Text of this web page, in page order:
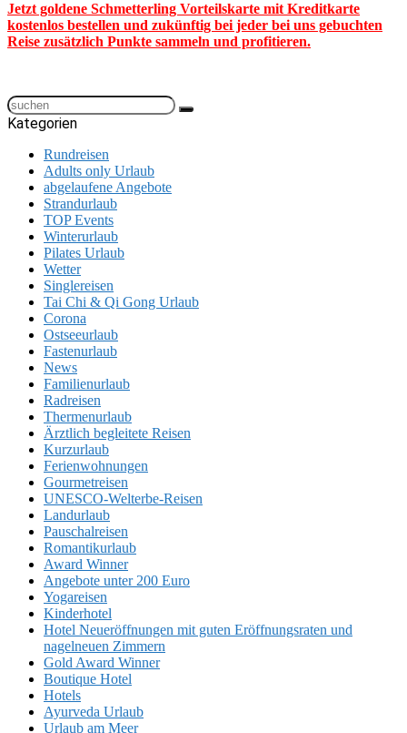
Jetzt goldene Schmetterling Vorteilskarte mit Kreditkarte
kostenlos bestellen und zukünftig bei jeder bei uns gebuchten
Reise zusätzlich Punkte sammeln und profitieren.
Kategorien
Rundreisen
Adults only Urlaub
abgelaufene Angebote
Strandurlaub
TOP Events
Winterurlaub
Pilates Urlaub
Wetter
Singlereisen
Tai Chi & Qi Gong Urlaub
Corona
Ostseeurlaub
Fastenurlaub
News
Familienurlaub
Radreisen
Thermenurlaub
Ärztlich begleitete Reisen
Kurzurlaub
Ferienwohnungen
Gourmetreisen
UNESCO-Welterbe-Reisen
Landurlaub
Pauschalreisen
Romantikurlaub
Award Winner
Angebote unter 200 Euro
Yogareisen
Kinderhotel
Hotel Neueröffnungen mit guten Eröffnungsraten und
nagelneuen Zimmern
Gold Award Winner
Boutique Hotel
Hotels
Ayurveda Urlaub
Urlaub am Meer